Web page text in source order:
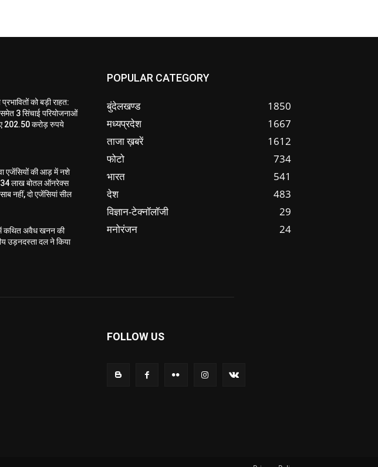
को बड़ी राहत:
3 सिंचाई परियोजनाओं
202.50 करोड़ रुपये
एजेंसियों की आड़ में नशे
लाख बोतल ऑनरेक्स
नहीं, दो एजेंसियां सील
में कथित अवैध खनन की
उड़नदस्ता दल ने किया
POPULAR CATEGORY
बुंदेलखण्ड
1850
मध्यप्रदेश
1667
ताजा ख़बरें
1612
फोटो
734
भारत
541
देश
483
विज्ञान-टेक्नॉलॉजी
29
मनोरंजन
24
FOLLOW US